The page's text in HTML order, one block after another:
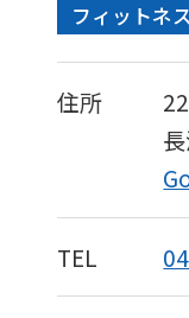
フィットネス
住所
TEL